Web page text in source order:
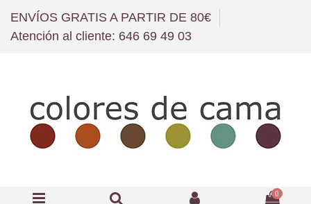
ENVÍOS GRATIS A PARTIR DE 80€
Atención al cliente: 646 69 49 03
0